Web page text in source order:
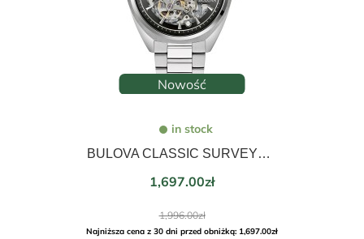
Nowość
in stock
BULOVA CLASSIC SURVEYOR SKELETON 96A293
Price
1,697.00zł
Regular
price
1,996.00zł
Najniższa cena z 30 dni przed obniżką: 1,697.00zł